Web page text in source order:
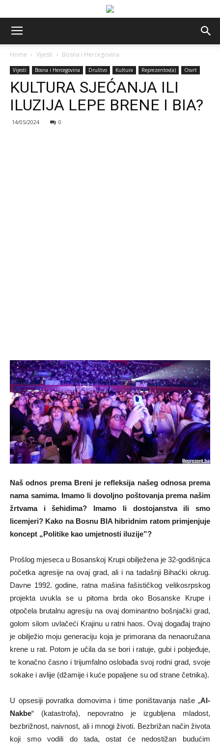
Home Vijesti Bosna i Hercegovina
Vijesti Bosna i Hercegovina Društvo Kultura Reprezentov(a) Osvrt
KULTURA SJEĆANJA ILI
ILUZIJA LEPE BRENE I BIA?
14/05/2024 0
Naš odnos prema Breni je refleksija našeg odnosa prema
nama samima. Imamo li dovoljno poštovanja prema našim
žrtvama i šehidima? Imamo li dostojanstva ili smo
licemjeri? Kako na Bosnu BIA hibridnim ratom primjenjuje
koncept „Politike kao umjetnosti iluzije”?
Prošlog mjeseca u Bosanskoj Krupi obilježena je 32-godišnjica
početka agresije na ovaj grad, ali i na tadašnji Bihaćki okrug.
Davne 1992. godine, ratna mašina fašističkog velikosrpskog
projekta uvukla se u pitoma brda oko Bosanske Krupe i
otpočela brutalnu agresiju na ovaj dominantno bošnjački grad,
golom silom uvlačeći Krajinu u ratni haos. Ovaj događaj trajno
je obilježio moju generaciju koja je primorana da nenaoružana
krene u rat. Potom je učila da se bori i ratuje, gubi i pobjeđuje,
te konačno časno i trijumfalno oslobađa svoj rodni grad, svoje
sokake i avlije (džamije i kuće popaljene su od strane četnika).
U opsesiji povratka domovima i time poništavanja naše „Al-
Nakbe“ (katastrofa), nepovratno je izgubljena mladost,
bezbrižnost, naivnost, ali i mnogi životi. Bezbrižan način života
koji smo vodili do tada, ostat će nedostižan budućim